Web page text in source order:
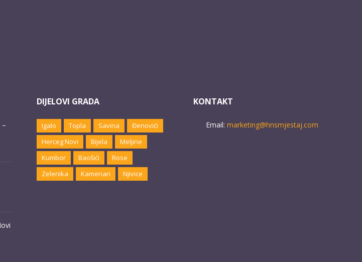
DIJELOVI GRADA
Igalo Topla Savina
Đenovići
Herceg Novi
Bijela
Meljine
Kumbor
Baošići
Rose
Zelenika
Kamenari Njivice
KONTAKT
Email: marketing@hnsmjestaj.com